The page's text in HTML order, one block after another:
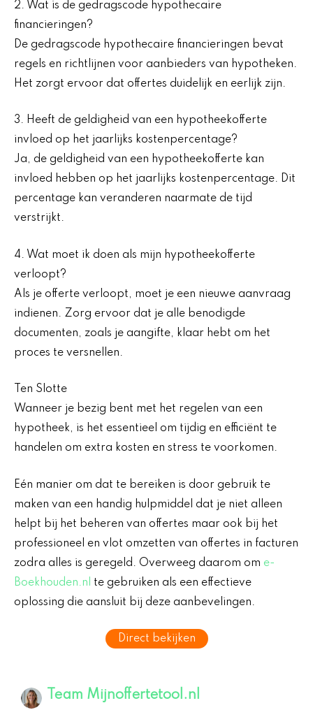
2. Wat is de gedragscode hypothecaire
financieringen?
De gedragscode hypothecaire financieringen bevat
regels en richtlijnen voor aanbieders van hypotheken.
Het zorgt ervoor dat offertes duidelijk en eerlijk zijn.
3. Heeft de geldigheid van een hypotheekofferte
invloed op het jaarlijks kostenpercentage?
Ja, de geldigheid van een hypotheekofferte kan
invloed hebben op het jaarlijks kostenpercentage. Dit
percentage kan veranderen naarmate de tijd
verstrijkt.
4. Wat moet ik doen als mijn hypotheekofferte
verloopt?
Als je offerte verloopt, moet je een nieuwe aanvraag
indienen. Zorg ervoor dat je alle benodigde
documenten, zoals je aangifte, klaar hebt om het
proces te versnellen.
Ten Slotte
Wanneer je bezig bent met het regelen van een
hypotheek, is het essentieel om tijdig en efficiënt te
handelen om extra kosten en stress te voorkomen.
Eén manier om dat te bereiken is door gebruik te
maken van een handig hulpmiddel dat je niet alleen
helpt bij het beheren van offertes maar ook bij het
professioneel en vlot omzetten van offertes in facturen
zodra alles is geregeld. Overweeg daarom om e-
Boekhouden.nl
te gebruiken als een effectieve
oplossing die aansluit bij deze aanbevelingen.
Direct bekijken
Team Mijnoffertetool.nl